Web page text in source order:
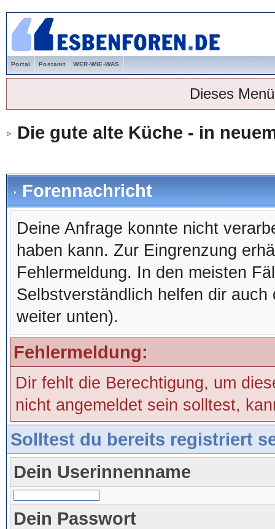
Portal Postamt WER-WIE-WAS
Dieses
Die gute alte Küche - in
Forennachricht
Deine Anfrage konnte nicht
haben kann. Zur Eingrenzung
Fehlermeldung. In den meisten
Selbstverständlich helfen dir
weiter unten).
Fehlermeldung:
Dir fehlt die Berechtigung, um
nicht angemeldet sein solltest,
Solltest du bereits registriert
Dein Userinnenname
Dein Passwort